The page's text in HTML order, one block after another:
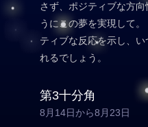
さず、ポジティブな方
うにこの夢を実現して
ティブな反応を示し、
れるでしょう。
第3十分角
8月14日から8月23日